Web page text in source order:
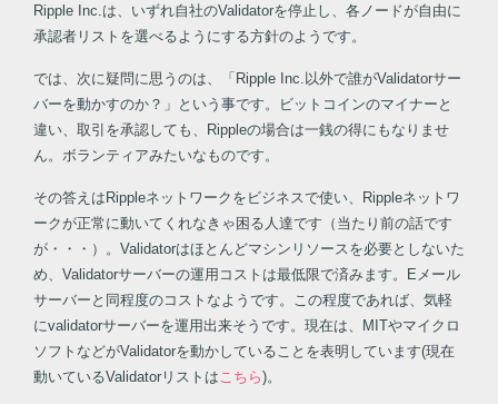
Ripple Inc.は、いずれ自社のValidatorを停止し、各ノードが自由に
承認者リストを選べるようにする方針のようです。
では、次に疑問に思うのは、「Ripple Inc.以外で誰がValidatorサー
バーを動かすのか？」という事です。ビットコインのマイナーと
違い、取引を承認しても、Rippleの場合は一銭の得にもなりませ
ん。ボランティアみたいなものです。
その答えはRippleネットワークをビジネスで使い、Rippleネットワ
ークが正常に動いてくれなきゃ困る人達です（当たり前の話です
が・・・）。Validatorはほとんどマシンリソースを必要としないた
め、Validatorサーバーの運用コストは最低限で済みます。Eメール
サーバーと同程度のコストなようです。この程度であれば、気軽
にvalidatorサーバーを運用出来そうです。現在は、MITやマイクロ
ソフトなどがValidatorを動かしていることを表明しています(現在
動いているValidatorリストは こちら)。